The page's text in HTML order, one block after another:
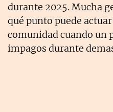
durante 2025. Mucha
qué punto puede
comunidad cuando un
impagos durante